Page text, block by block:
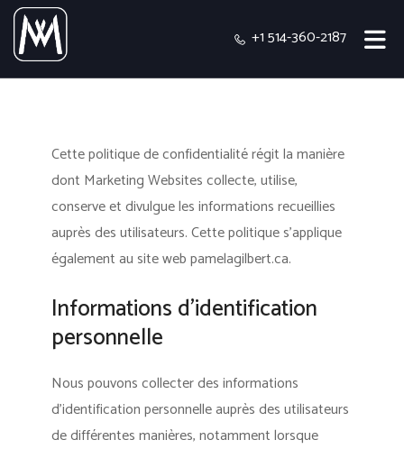
+1 514-360-2187
Cette politique de confidentialité régit la manière
dont Marketing Websites collecte, utilise,
conserve et divulgue les informations recueillies
auprès des utilisateurs.Cette politique s'applique
également au site web pamelagilbert.ca.
Informations d’identification
personnelle
Nous pouvons collecter des informations
d’identification personnelle auprès des utilisateurs
de différentes manières, notamment lorsque